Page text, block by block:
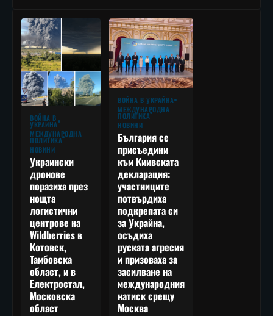
ВОЙНА В
УКРАЙНА
МЕЖДУНАРОДНА
ПОЛИТИКА
НОВИНИ
Украински
дронове
поразиха през
нощта
логистични
центрове на
Wildberries в
Котовск,
Тамбовска
област, и в
Електростал,
Московска
област
ВОЙНА В УКРАЙНА
МЕЖДУНАРОДНА
ПОЛИТИКА
НОВИНИ
България се
присъедини
към Киивската
декларация:
участниците
потвърдиха
подкрепата си
за Украйна,
осъдиха
руската агресия
и призоваха за
засилване на
международния
натиск срещу
Москва